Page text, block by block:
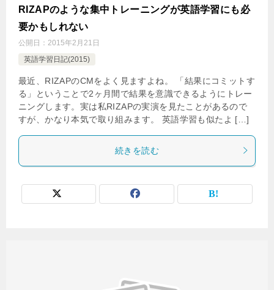
RIZAPのような集中トレーニングが英語学習にも必
要かもしれない
公開日： 2015年2月21日
英語学習日記(2015)
最近、RIZAPのCMをよく見ますよね。 「結果にコミットす
る」ということで2ヶ月間で結果を意識できるようにトレー
ニングします。実は私RIZAPの実演を見たことがあるので
すが、かなり本気で取り組みます。 英語学習も似たよ […]
続きを読む